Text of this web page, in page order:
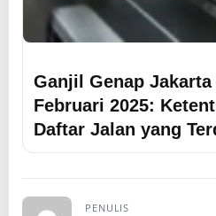
Ganjil Genap Jakarta
Februari 2025:
Daftar Jalan yang
PENULIS